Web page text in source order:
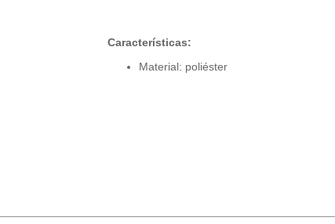
Características:
Material: poliéster